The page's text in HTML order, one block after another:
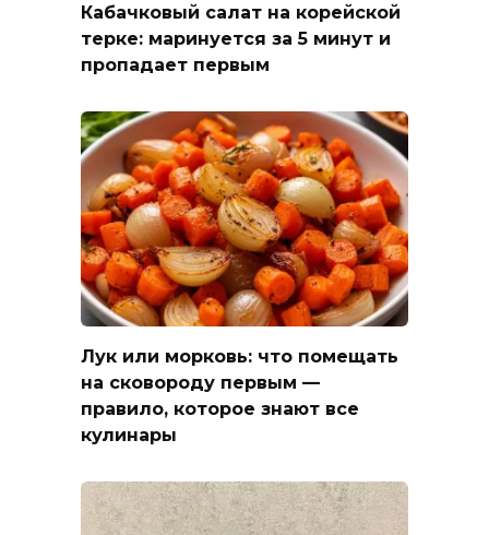
Кабачковый салат на корейской
терке: маринуется за 5 минут и
пропадает первым
Лук или морковь: что помещать
на сковороду первым —
правило, которое знают все
кулинары